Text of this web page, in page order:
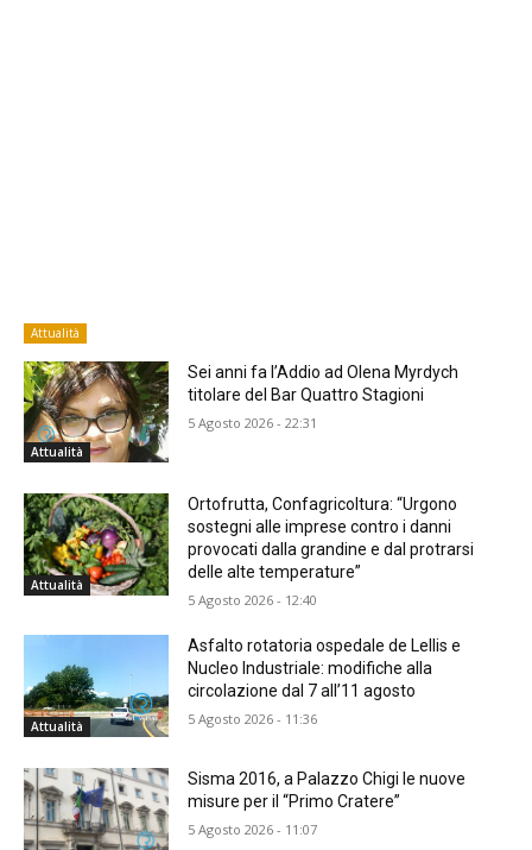
Attualità
Attualità
Sei anni fa l’Addio ad Olena Myrdych
titolare del Bar Quattro Stagioni
5 Agosto 2026 - 22:31
Attualità
Ortofrutta, Confagricoltura: “Urgono
sostegni alle imprese contro i danni
provocati dalla grandine e dal protrarsi
delle alte temperature”
5 Agosto 2026 - 12:40
Attualità
Asfalto rotatoria ospedale de Lellis e
Nucleo Industriale: modifiche alla
circolazione dal 7 all’11 agosto
5 Agosto 2026 - 11:36
Sisma 2016, a Palazzo Chigi le nuove
misure per il “Primo Cratere”
5 Agosto 2026 - 11:07